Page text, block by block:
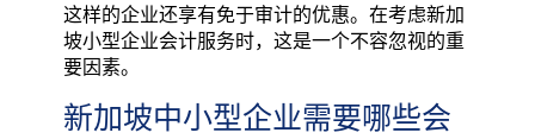
这样的企业还享有免于审计的优惠。在考虑新加
坡小型企业会计服务时，这是一个不容忽视的重
要因素。
新加坡中小型企业需要哪些会